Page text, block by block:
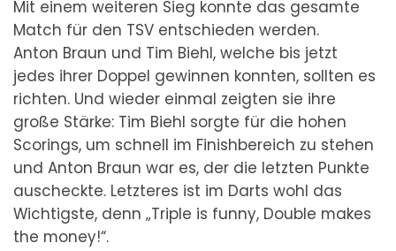
Mit einem weiteren Sieg konnte das gesamte
Match für den TSV entschieden werden.
Anton Braun und Tim Biehl, welche bis jetzt
jedes ihrer Doppel gewinnen konnten, sollten es
richten. Und wieder einmal zeigten sie ihre
große Stärke: Tim Biehl sorgte für die hohen
Scorings, um schnell im Finishbereich zu stehen
und Anton Braun war es, der die letzten Punkte
auscheckte. Letzteres ist im Darts wohl das
Wichtigste, denn „Triple is funny, Double makes
the money!“.